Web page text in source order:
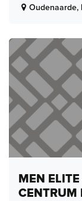
Oudenaarde,
MEN
CENTRUM